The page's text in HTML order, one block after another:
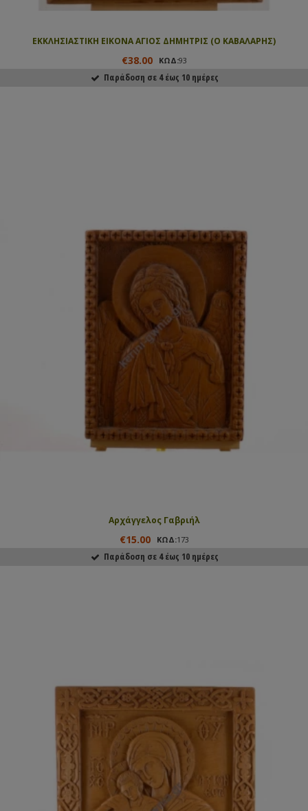
ΕΚΚΛΗΣΙΑΣΤΙΚΗ ΕΙΚΟΝΑ ΑΓΙΟΣ ΔΗΜΗΤΡΙΣ (Ο ΚΑΒΑΛΑΡΗΣ)
€38.00 ΚΩΔ:93
Παράδοση σε 4 έως 10 ημέρες
Αρχάγγελος Γαβριήλ
€15.00 ΚΩΔ:173
Παράδοση σε 4 έως 10 ημέρες